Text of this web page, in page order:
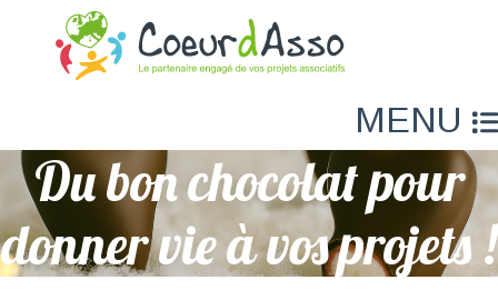
MENU
Du bon chocolat pour
donner vie à vos projets !